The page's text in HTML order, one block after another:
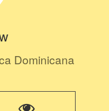
Dominicana